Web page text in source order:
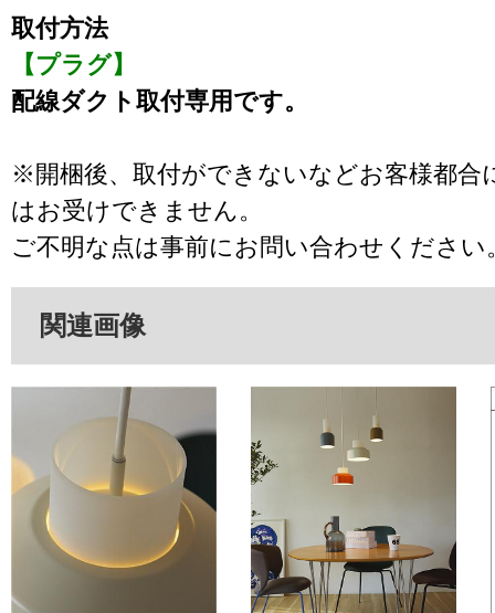
取付方法
【プラグ】
配線ダクト取付専用です。
※開梱後、取付ができないなどお客様都合
はお受けできません。
ご不明な点は事前にお問い合わせください
関連画像